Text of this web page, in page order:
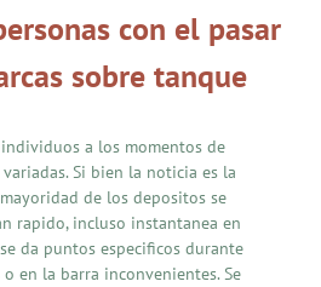
con el pasar
sobre tanque
a los momentos de
Si bien la noticia es la
de los depositos se
rapido, incluso instantanea en
da puntos especificos durante
en la barra inconvenientes. Se